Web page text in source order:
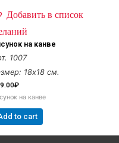
Добавить в список
на канве
1007
18х18 см.
₽
на канве
to cart